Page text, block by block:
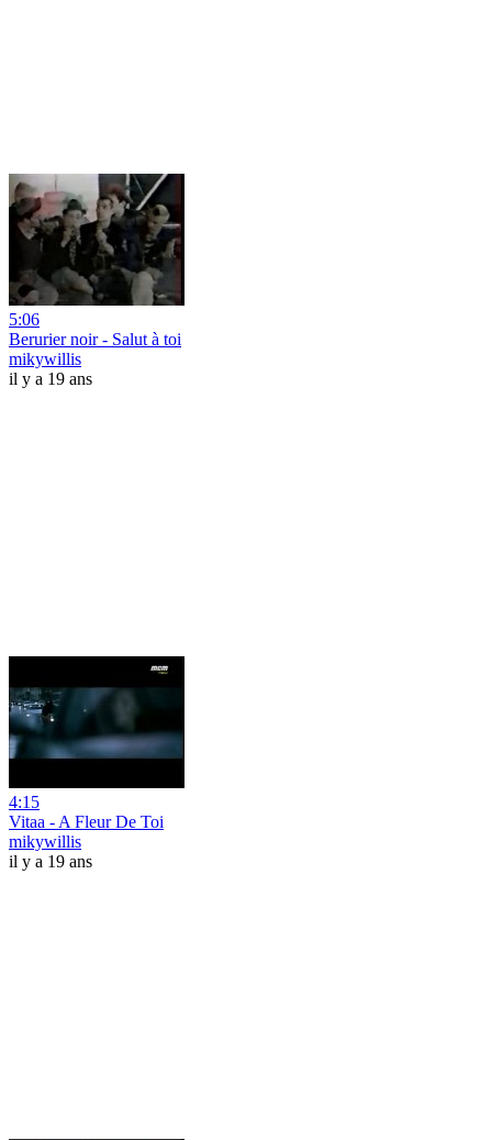
5:06
Berurier noir - Salut à toi
mikywillis
il y a 19 ans
4:15
Vitaa - A Fleur De Toi
mikywillis
il y a 19 ans